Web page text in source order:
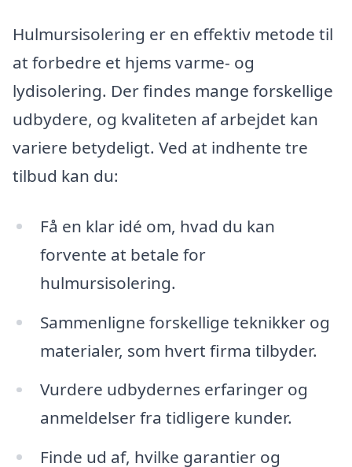
Hulmursisolering er en effektiv metode til
at forbedre et hjems varme- og
lydisolering. Der findes mange forskellige
udbydere, og kvaliteten af arbejdet kan
variere betydeligt. Ved at indhente tre
tilbud kan du:
Få en klar idé om, hvad du kan
forvente at betale for
hulmursisolering.
Sammenligne forskellige teknikker og
materialer, som hvert firma tilbyder.
Vurdere udbydernes erfaringer og
anmeldelser fra tidligere kunder.
Finde ud af, hvilke garantier og